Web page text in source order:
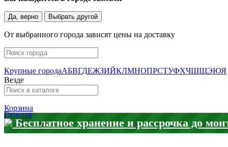
Да, верно Выбрать другой
От выбранного города зависят цены на доставку
Крупные городаАБВГДЕЖЗИЙКЛМНОПРСТУФХЧШЩЭЮЯ
Везде
Корзина
Бесплатное хранение и рассрочка до
Главная